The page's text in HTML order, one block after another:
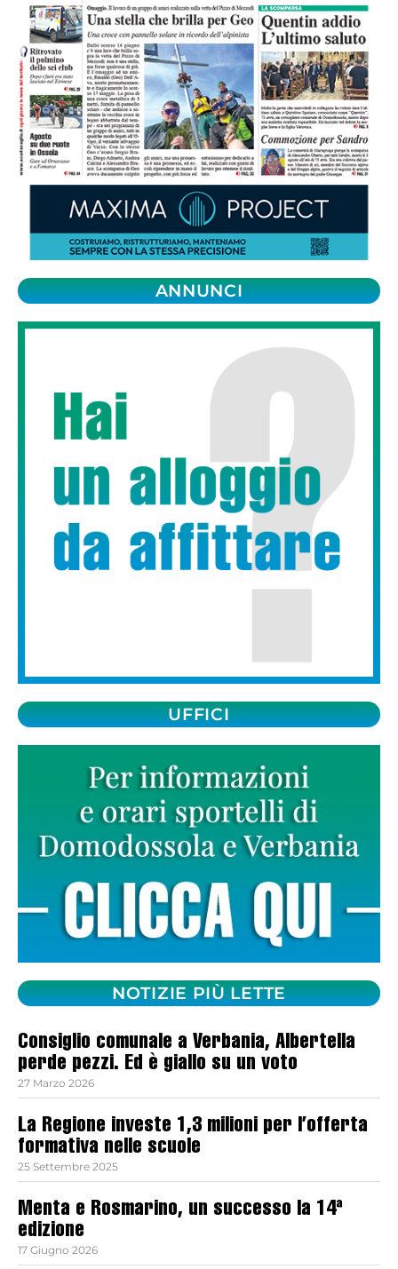
ANNUNCI
UFFICI
NOTIZIE PIÙ LETTE
Consiglio comunale a Verbania, Albertella
perde pezzi. Ed è giallo su un voto
27 Marzo 2026
La Regione investe 1,3 milioni per l’offerta
formativa nelle scuole
25 Settembre 2025
Menta e Rosmarino, un successo la 14ª
edizione
17 Giugno 2026